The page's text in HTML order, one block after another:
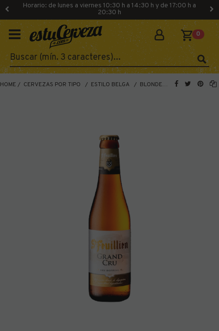
Horario: de lunes a viernes 10:30 h a 14:30 h y de 17:00 h a
20:30 h
0
HOME CERVEZAS POR TIPO ESTILO BELGA BLONDE